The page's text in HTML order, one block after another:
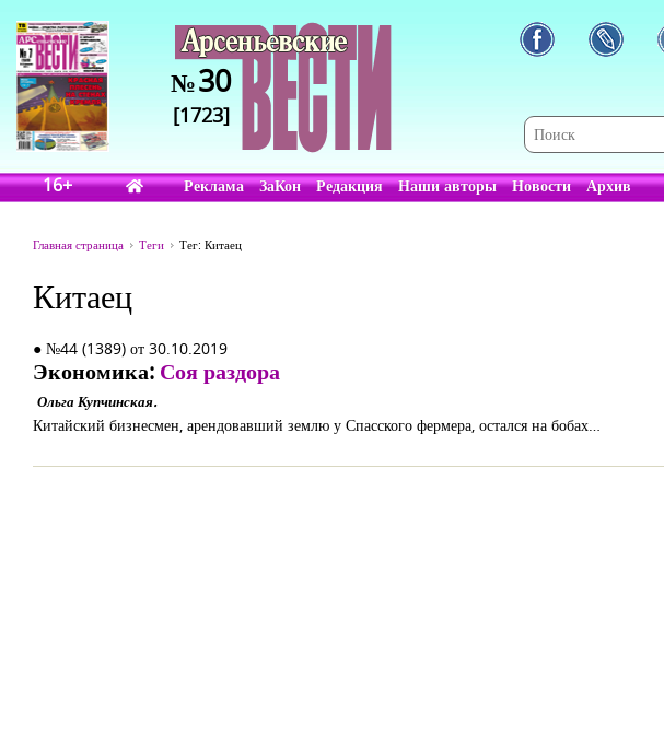
№30
[1723]
16+ Реклама ЗаКон Редакция Наши авторы Новости Архив
Главная страница Теги Тег: Китаец
Китаец
● №44 (1389) от 30.10.2019
Экономика: Соя раздора
Ольга Купчинская.
Китайский бизнесмен, арендовавший землю у Спасского фермера, остался на бобах…